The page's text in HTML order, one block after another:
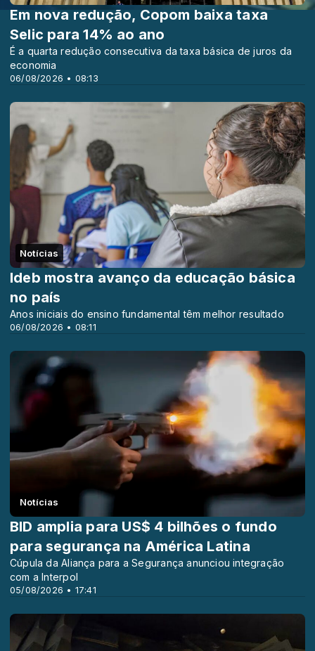
06/08/2026 • 08:13
Em nova redução, Copom baixa taxa
Selic para 14% ao ano
É a quarta redução consecutiva da taxa básica de juros da
economia
Notícias
06/08/2026 • 08:11
Ideb mostra avanço da educação básica
no país
Anos iniciais do ensino fundamental têm melhor resultado
Notícias
05/08/2026 • 17:41
BID amplia para US$ 4 bilhões o fundo
para segurança na América Latina
Cúpula da Aliança para a Segurança anunciou integração
com a Interpol